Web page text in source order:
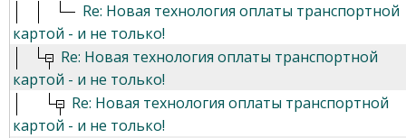
Re: Новая технология оплаты транспортной
картой - и не только!
Re: Новая технология оплаты транспортной
картой - и не только!
Re: Новая технология оплаты транспортной
картой - и не только!